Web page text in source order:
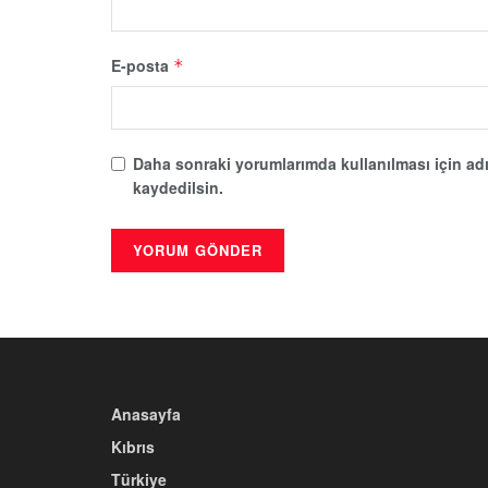
E-posta *
Daha sonraki yorumlarımda kullanılması için
kaydedilsin.
Anasayfa
Kıbrıs
Türkiye